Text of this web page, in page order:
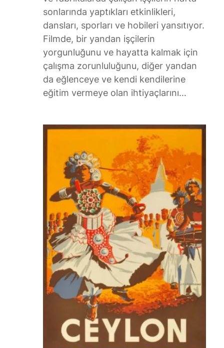
sonlarında yaptıkları etkinlikleri,
dansları, sporları ve hobileri yansıtıyor.
Filmde, bir yandan işçilerin
yorgunluğunu ve hayatta kalmak için
çalışma zorunluluğunu, diğer yandan
da eğlenceye ve kendi kendilerine
eğitim vermeye olan ihtiyaçlarını…